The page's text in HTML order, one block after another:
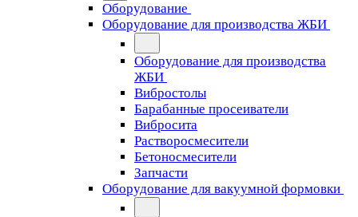
Оборудование
Оборудование для производства ЖБИ
Оборудование для производства
ЖБИ
Вибростолы
Барабанные просеиватели
Вибросита
Растворосмесители
Бетоносмесители
Запчасти
Оборудование для вакуумной формовки